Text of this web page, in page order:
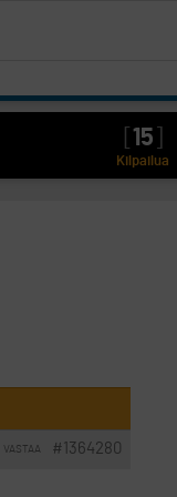
15
Kilpailua
#1364280
VASTAA